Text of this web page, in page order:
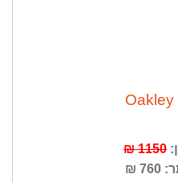
Oakley
1150 ₪
₪